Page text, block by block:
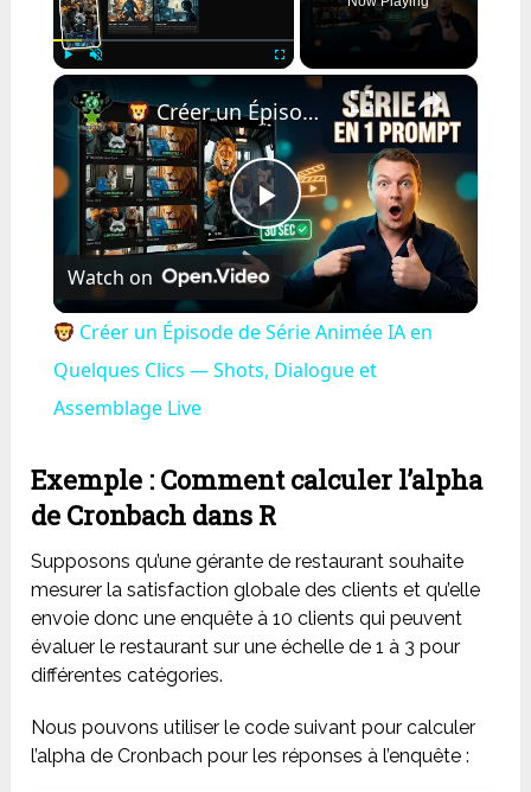
×
Play
Video
Créer un Épisode de Série Animée IA en Quelques Clics — Shots, Dialogue et Assemblage Live
Watch on
Créer un Épisode de Série Animée IA en
Quelques Clics — Shots, Dialogue et
Assemblage Live
Exemple : Comment calculer l’alpha
de Cronbach dans R
Supposons qu’une gérante de restaurant souhaite
mesurer la satisfaction globale des clients et qu’elle
envoie donc une enquête à 10 clients qui peuvent
évaluer le restaurant sur une échelle de 1 à 3 pour
différentes catégories.
Nous pouvons utiliser le code suivant pour calculer
l’alpha de Cronbach pour les réponses à l’enquête :